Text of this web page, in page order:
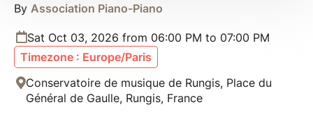
By Association Piano-Piano
Sat Oct 03, 2026 from 06:00 PM to 07:00 PM
Timezone : Europe/Paris
Conservatoire de musique de Rungis, Place du
Général de Gaulle, Rungis, France